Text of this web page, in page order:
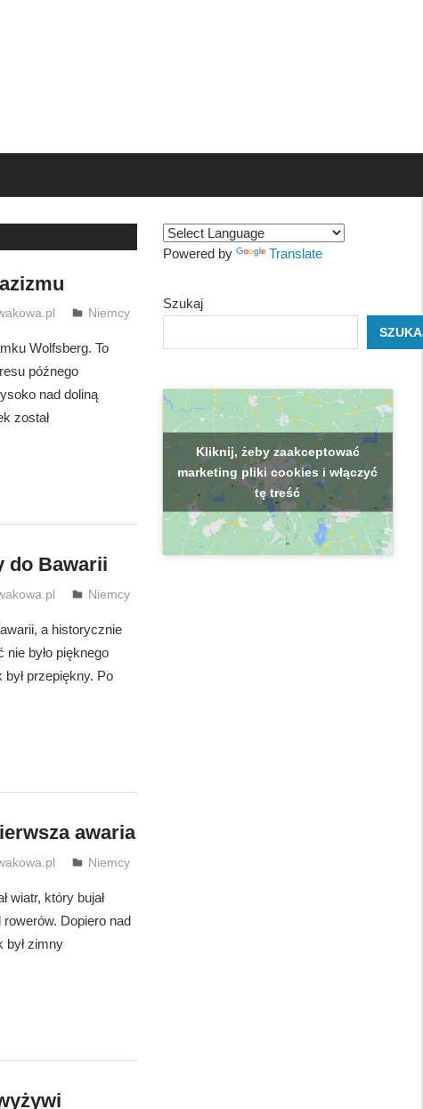
Niemcy
Wolfsberg. To
późnego
nad doliną
został
do Bawarii
Niemcy
a historycznie
było pięknego
przepiękny. Po
awaria
Niemcy
wiatr, który bujał
Dopiero nad
był zimny
Powered by Translate
Szukaj
Kliknij, żeby zaakceptować
marketing pliki cookies i włączyć
tę treść